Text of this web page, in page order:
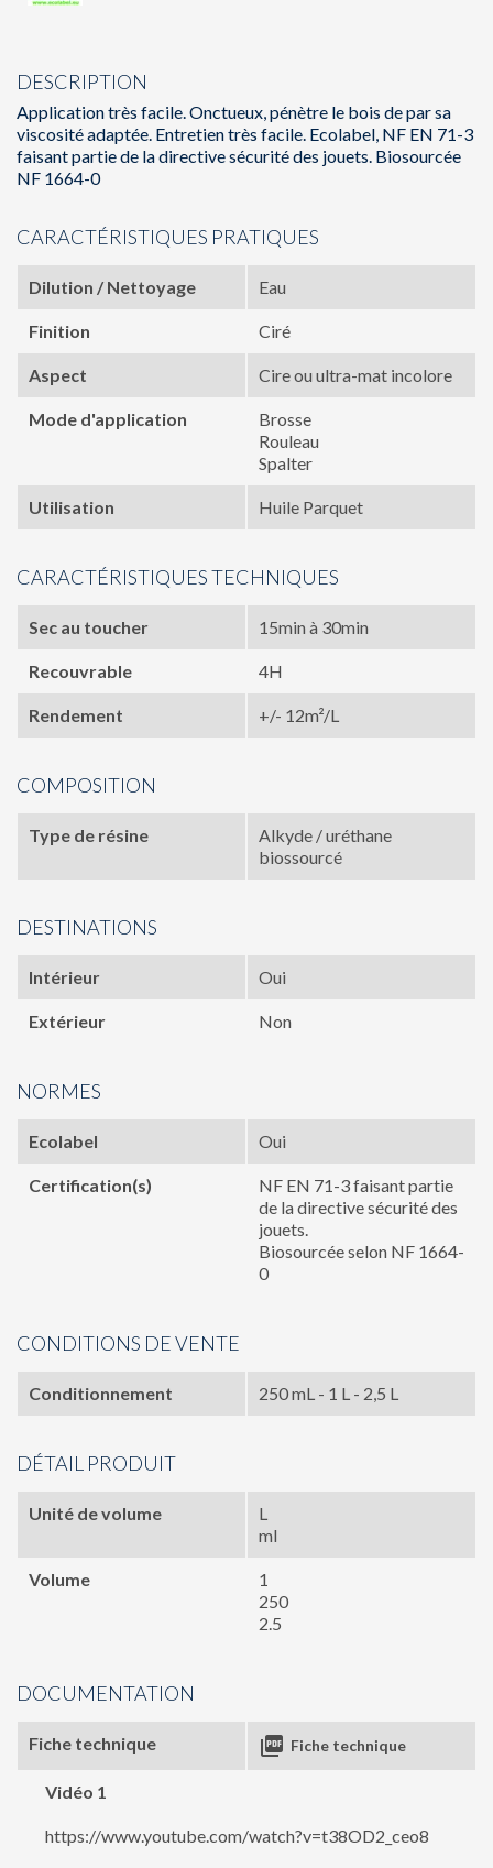
DESCRIPTION
Application très facile. Onctueux, pénètre le bois de par sa
viscosité adaptée. Entretien très facile. Ecolabel, NF EN 71-3
faisant partie de la directive sécurité des jouets. Biosourcée
NF 1664-0
CARACTÉRISTIQUES PRATIQUES
Dilution / Nettoyage Eau
Finition Ciré
Aspect Cire ou ultra-mat incolore
Mode d'application
Brosse
Rouleau
Spalter
Utilisation Huile Parquet
CARACTÉRISTIQUES TECHNIQUES
Sec au toucher 15min à 30min
Recouvrable 4H
Rendement +/- 12m²/L
COMPOSITION
Type de résine
Alkyde / uréthane
biossourcé
DESTINATIONS
Intérieur Oui
Extérieur Non
NORMES
Ecolabel Oui
Certification(s)
NF EN 71-3 faisant partie
de la directive sécurité des
jouets.
Biosourcée selon NF 1664-
0
CONDITIONS DE VENTE
Conditionnement 250 mL - 1 L - 2,5 L
DÉTAIL PRODUIT
Unité de volume
L
ml
Volume
1
250
2.5
DOCUMENTATION
Fiche technique  Fiche technique
Vidéo 1
https://www.youtube.com/watch?v=t38OD2_ceo8